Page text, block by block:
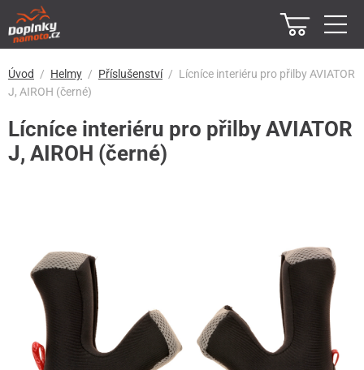
Úvod Helmy Příslušenství
Lícníce interiéru pro přilby AVIATOR
J, AIROH (černé)
Lícníce interiéru pro přilby AVIATOR
J, AIROH (černé)